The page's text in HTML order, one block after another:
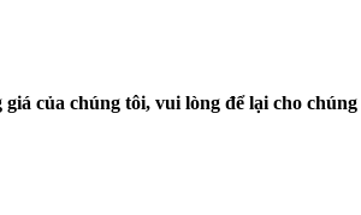
của chúng tôi, vui lòng để lại cho